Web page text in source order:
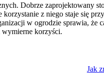
Dobrze zaprojektowany
z niego staje się
w ogrodzie sprawia,
korzyści.
Jak